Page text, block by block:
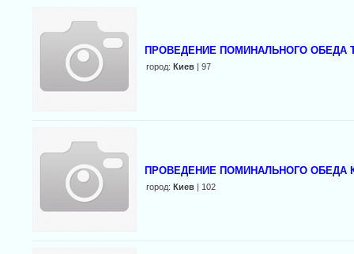
ПРОВЕДЕНИЕ ПОМИНАЛЬНОГО ОБЕДА
город: Киев| 97
ПРОВЕДЕНИЕ ПОМИНАЛЬНОГО ОБЕДА
город: Киев| 102